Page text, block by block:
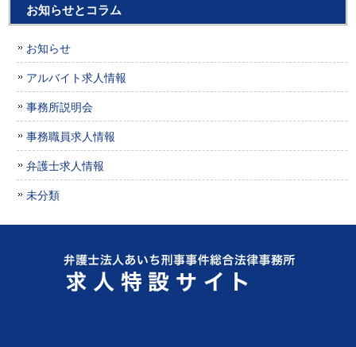
お知らせとコラム
お知らせ
アルバイト求人情報
事務所説明会
事務職員求人情報
弁護士求人情報
未分類